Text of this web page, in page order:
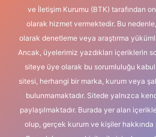
ve İletişim Kurumu (BTK) tarafından
olarak hizmet vermektedir. Bu
olarak denetleme veya araştırma
Ancak, üyelerimiz yazdıkları içeriklerin
siteye üye olarak bu sorumluluğu kabul
sitesi, herhangi bir marka, kurum veya
bulunmamaktadır. Sitede yalnızca
paylaşılmaktadır. Burada yer alan
olup, gerçek kurum ve kişiler hakkında